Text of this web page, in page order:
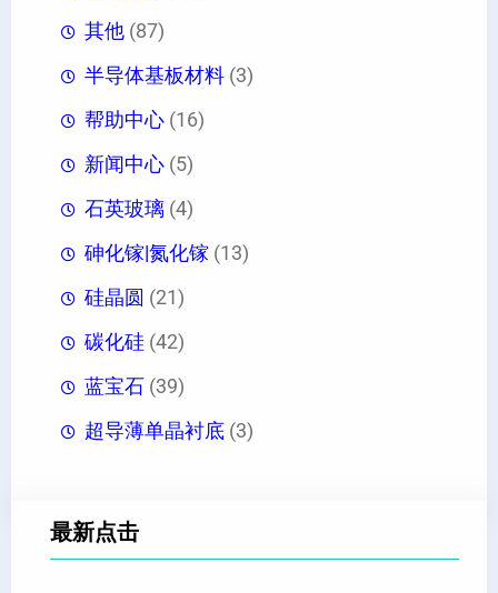
其他 (87)
半导体基板材料 (3)
帮助中心 (16)
新闻中心 (5)
石英玻璃 (4)
砷化镓|氮化镓 (13)
硅晶圆 (21)
碳化硅 (42)
蓝宝石 (39)
超导薄单晶衬底 (3)
最新点击